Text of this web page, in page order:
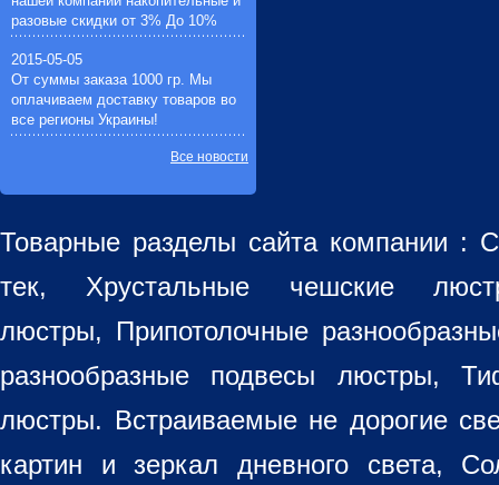
разовые скидки от 3% До 10%
2015-05-05
От суммы заказа 1000 гр. Мы
оплачиваем доставку товаров во
все регионы Украины!
Все новости
Товарные разделы сайта компании :
тек, Хрустальные чешские
люстры, Припотолочные
разнообразные подвесы люстры,
люстры. Встраиваемые не дорогие
картин и зеркал дневного света,